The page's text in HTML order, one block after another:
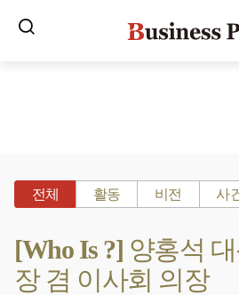
전체 활동 비전 사
[Who Is ?] 양홍석
장 겸 이사회 의장